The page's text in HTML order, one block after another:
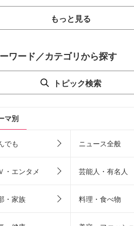
もっと見る
ワード／カテゴリから探す
トピック検索
マ別
でも ニュース全般
・エンタメ 芸能人・有名人
・家族 料理・食べ物